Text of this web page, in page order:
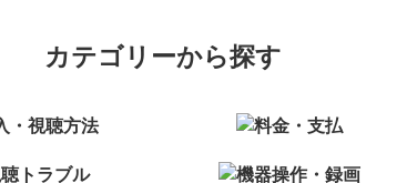
カテゴリーから探す